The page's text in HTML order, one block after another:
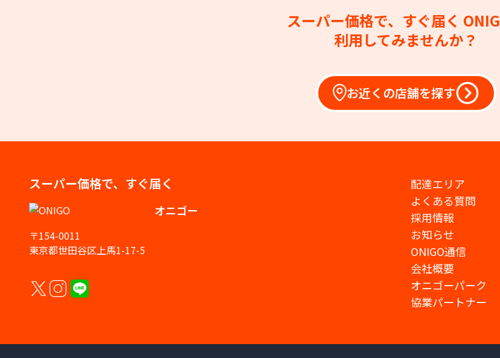
スーパー価格で、すぐ届く
利用してみませんか？
お近くの店舗を探す
スーパー価格で、すぐ届く
オニゴー
〒154-0011
東京都世田谷区上馬1-17-5
配達エリア
よくある質問
採用情報
お知らせ
ONIGO通信
会社概要
オニゴーパーク
協業パートナー